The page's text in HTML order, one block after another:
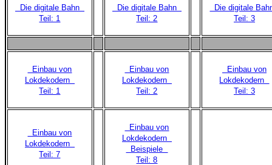
Die digitale Bahn
Teil: 1
Die digitale Bahn
Teil: 2
Die digitale
Teil: 3
Einbau von
Lokdekodern
Teil: 1
Einbau von
Lokdekodern
Teil: 2
Einbau von
Lokdekodern
Teil: 3
Einbau von
Lokdekodern
Teil: 7
Einbau von
Lokdekodern
Beispiele
Teil: 8